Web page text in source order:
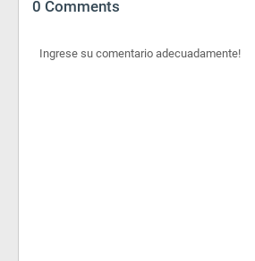
0 Comments
Ingrese su comentario adecuadamente!